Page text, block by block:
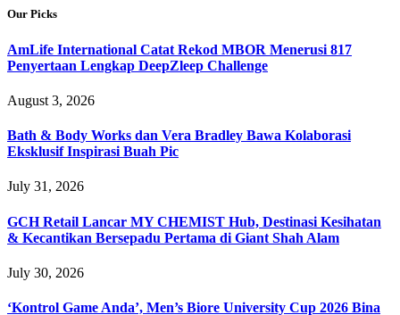
Our Picks
AmLife International Catat Rekod MBOR Menerusi 817
Penyertaan Lengkap DeepZleep Challenge
August 3, 2026
Bath & Body Works dan Vera Bradley Bawa Kolaborasi
Eksklusif Inspirasi Buah Pic
July 31, 2026
GCH Retail Lancar MY CHEMIST Hub, Destinasi Kesihatan
& Kecantikan Bersepadu Pertama di Giant Shah Alam
July 30, 2026
‘Kontrol Game Anda’, Men’s Biore University Cup 2026 Bina